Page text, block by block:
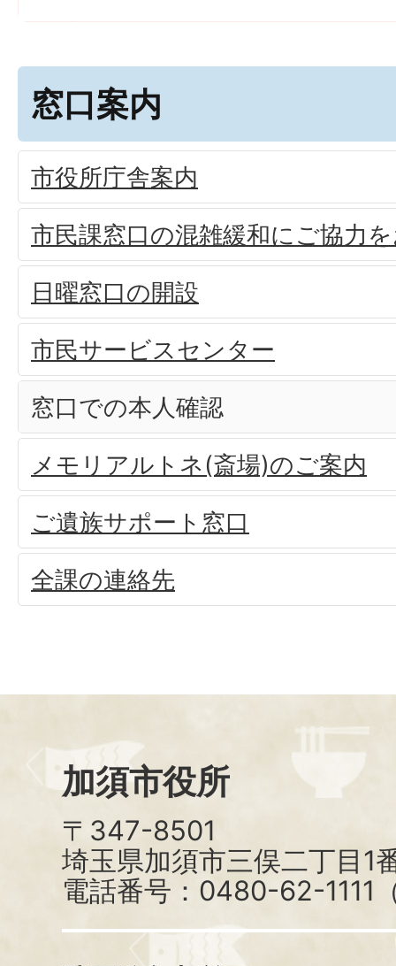
窓口案内
市役所庁舎案内
市民課窓口の混雑緩和にご協力
日曜窓口の開設
市民サービスセンター
窓口での本人確認
メモリアルトネ(斎場)のご案内
ご遺族サポート窓口
全課の連絡先
加須市役所
〒347-8501
埼玉県加須市三俣二丁目1
電話番号：0480-62-1111